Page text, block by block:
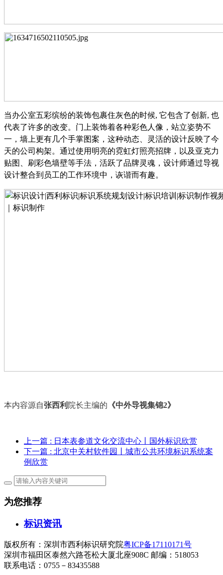
当办公室五彩缤纷的装饰包裹住灰色的时候, 它包含了创新, 也
代表了许多的改变。门上装饰着各种彩色人像，站立姿势不
一，墙上更有几个手掌图案，这种动态、灵活的设计反映了今
天的公司构架。通过使用明亮的霓虹灯照亮招牌，以及亚克力
贴图、刷彩色墙壁等手法，活跃了品牌灵魂，设计师通过导视
设计整合到员工的工作环境中，诙谐而有趣。
本内容源自张西利 院长主编的 《中外导视集锦2》
上一篇 : 日本表参道文化交流中心丨国外标识欣赏
下一篇 : 北京中关村软件园丨城市公共环境标识系统案
例欣赏
为您推荐
标识资讯
版权所有：深圳市西利标识研究院粤ICP备17110171号
深圳市福田区泰然六路苍松大厦北座908C 邮编：518053
联系电话：0755－83435588